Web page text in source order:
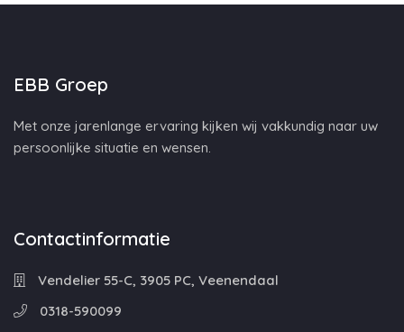
EBB Groep
Met onze jarenlange ervaring kijken wij vakkundig naar uw
persoonlijke situatie en wensen.
Contactinformatie
Vendelier 55-C, 3905 PC, Veenendaal
0318-590099